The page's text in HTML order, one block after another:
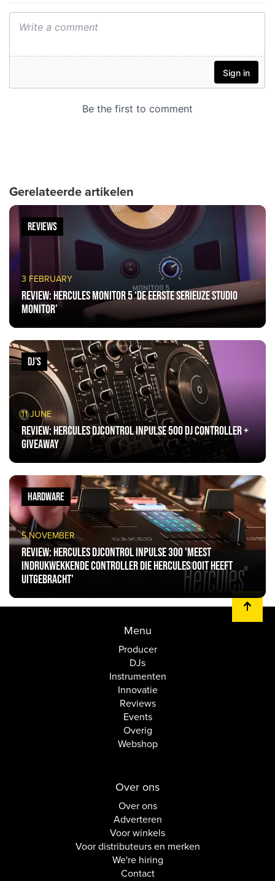
Gerelateerde artikelen
3 FEBRUARY
Review: Hercules Monitor 5 ‘De eerste serieuze studio
monitor’
REVIEWS
11 JUNE
Review: Hercules DJControl Inpulse 500 DJ Controller +
giveaway
DJ'S
5 NOVEMBER
Review: Hercules DJControl Inpulse 300 'meest
indrukwekkende controller die Hercules ooit heeft
uitgebracht'
HARDWARE
Menu
Producer
DJs
Instrumenten
Innovatie
Reviews
Events
Overig
Webshop
Over ons
Over ons
Adverteren
Voor winkels
Voor distributeurs en merken
We're hiring
Contact